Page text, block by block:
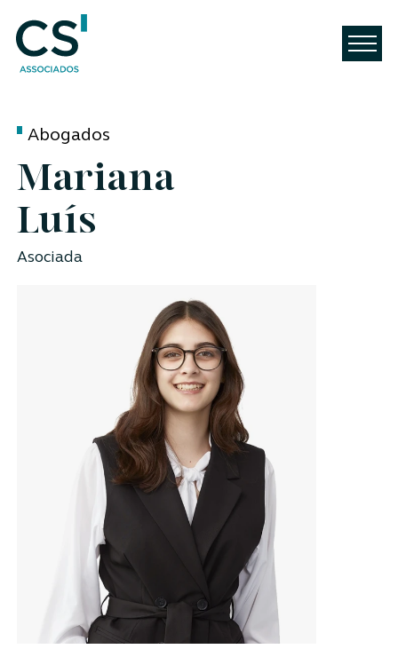
Abogados
Mariana
Luís
Asociada